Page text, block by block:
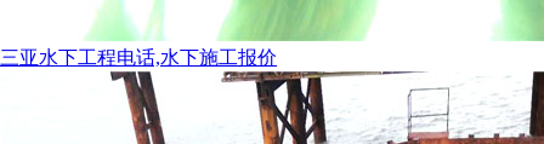
三亚水下工程电话,水下施工报价